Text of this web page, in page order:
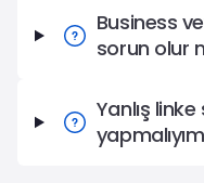
Business
sorun olur
Yanlış